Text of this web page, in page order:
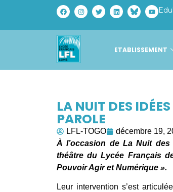
ETABLISSEMENT
LA NUIT DES
PAROLE
LFL-TOGO décembre 19,
À l’occasion de La Nuit des
théâtre du Lycée Français
Pouvoir Agir et Numérique ».
Leur intervention s’est